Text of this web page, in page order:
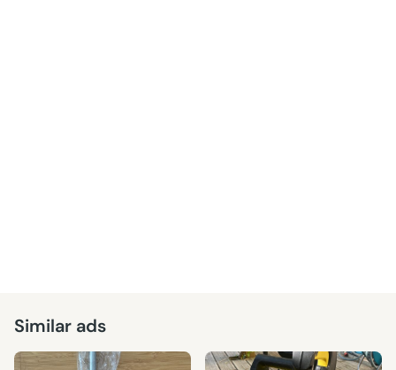
Similar ads